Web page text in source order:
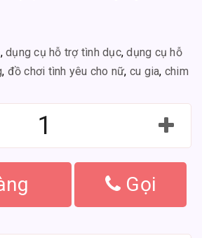
, dụng cụ hỗ trợ tình dục,dụng cụ hỗ
, đồ chơi tình yêu cho nữ, cu gia, chim
Gọi